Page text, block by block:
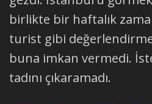
birlikte bir haftalık
turist gibi
buna imkan vermedi.
tadını çıkaramadı.